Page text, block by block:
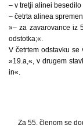
– v tretji alinei besedilo
– četrta alinea
»– za zavarovance iz
odstotka;«.
V četrtem odstavku
»19.a,«, v drugem
in«.
Za 55. členom se